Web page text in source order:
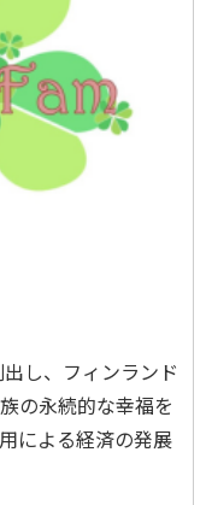
し、フィンランド
の永続的な幸福を
による経済の発展